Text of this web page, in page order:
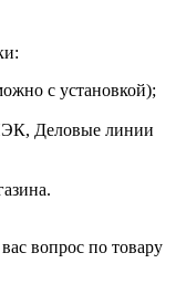
с установкой);
Деловые линии
вопрос по товару